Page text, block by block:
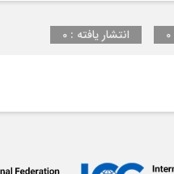
انتشار یافته : 0